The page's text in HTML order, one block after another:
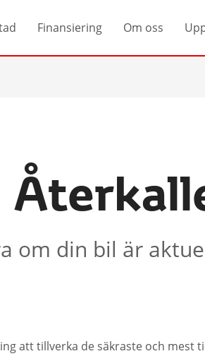
Finansiering Om oss
om din bil är
att tillverka de säkraste och mest